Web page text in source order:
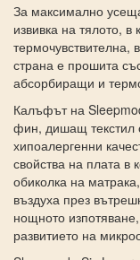
За максимално
извивка на тялото,
термочувствителна,
страна е прошита
абсорбиращи и
Калъфът на
фин, дишащ текстил
хипоалергенни
свойства на плата в
обиколка на
въздуха през
нощното
развитието на